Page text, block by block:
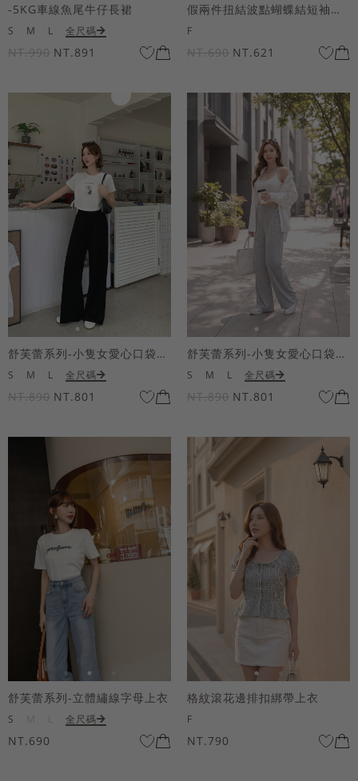
-5KG車線魚尾牛仔長裙
S M L 全尺碼
NT.990 NT.891
假兩件扭結波點蝴蝶結短袖上衣
F
NT.690 NT.621
舒芙蕾系列-小隻女愛心口袋寬褲
S M L 全尺碼
NT.890 NT.801
舒芙蕾系列-小隻女愛心口袋寬褲
S M L 全尺碼
NT.890 NT.801
舒芙蕾系列-立體繡線字母上衣
S 全尺碼
NT.690
格紋滾花邊排扣綁帶上衣
F
NT.790